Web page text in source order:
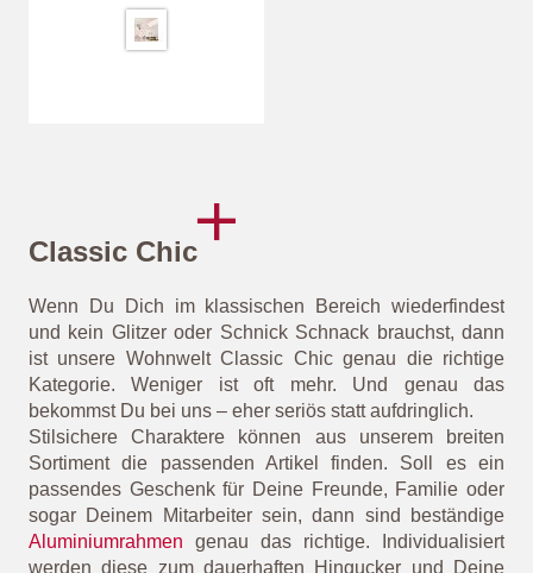
Classic Chic
Wenn Du Dich im klassischen Bereich wiederfindest
und kein Glitzer oder Schnick Schnack brauchst, dann
ist unsere Wohnwelt Classic Chic genau die richtige
Kategorie. Weniger ist oft mehr. Und genau das
bekommst Du bei uns – eher seriös statt aufdringlich.
Stilsichere Charaktere können aus unserem breiten
Sortiment die passenden Artikel finden. Soll es ein
passendes Geschenk für Deine Freunde, Familie oder
sogar Deinem Mitarbeiter sein, dann sind beständige
Aluminiumrahmen genau das richtige. Individualisiert
werden diese zum dauerhaften Hingucker und Deine